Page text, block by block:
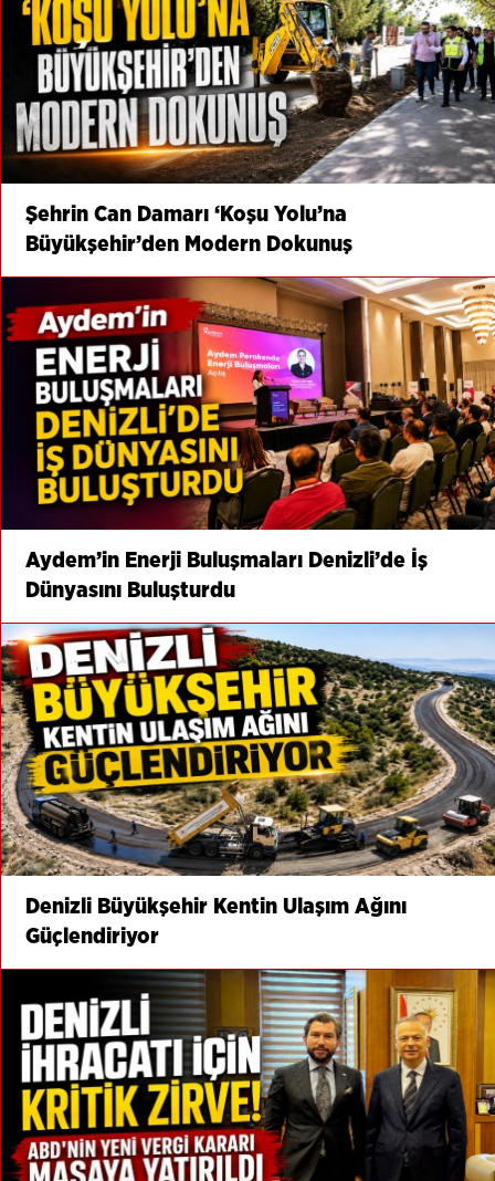
Şehrin Can Damarı ‘Koşu Yolu’na
Büyükşehir’den Modern Dokunuş
Aydem’in Enerji Buluşmaları Denizli’de İş
Dünyasını Buluşturdu
Denizli Büyükşehir Kentin Ulaşım Ağını
Güçlendiriyor